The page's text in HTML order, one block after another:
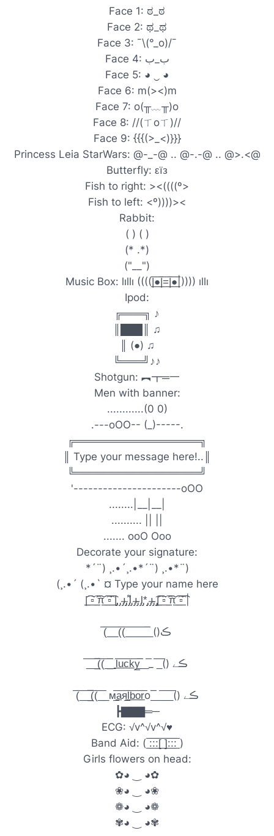
Face 1: ಠ_ಠ
Face 2: ಥ_ಥ
Face 3: ¯\(°_o)/¯
Face 4: ب_ب
Face 5: ◕ ‿ ◕
Face 6: m(><)m
Face 7: o(╥﹏╥)o
Face 8: //(ㄒoㄒ)//
Face 9: {{{(>_<)}}}
Princess Leia StarWars: @-_-@ .. @-.-@ .. @>.<@
Butterfly: εїз
Fish to right: ><((((º>
Fish to left: <º))))><
Rabbit:
( ) ( )
(* .*)
("__")
Music Box: lıllı ((((|̲̅̅●̲̅̅|̲̅̅=̲̅̅|̲̅̅●̲̅̅|)))) ıllı
Ipod:
╔═══╗ ♪
║███║ ♫
║ (●) ♫
╚═══╝♪♪
Shotgun: ︻┳═一
Men with banner:
............(0 0)
.---oOO-- (_)-----.
╔═════════════════╗
║ Type your message here!..║
╚═════════════════╝
'----------------------oOO
........|__|__|
.......... || ||
....... ooO Ooo
Decorate your signature:
*´¨) ¸.•´¸.•*´¨) ¸.•*¨)
(¸.•´ (¸.•` ¤ Type your name here
|̲̲̲͡͡͡ ̲▫̲͡ ̲̲̲͡͡π̲̲͡͡ ̲̲͡▫̲̲͡͡ ̲|̡̡̡ ̡ ̴̡ı̴̡̡ ̡͌l̡ ̴̡ı̴̴̡ ̡l̡*̡̡ ̴̡ı̴̴̡ ̡̡͡|̲̲̲͡͡͡ ̲▫̲͡ ̲̲̲͡͡π̲̲͡͡ ̲̲͡▫̲̲͡͡ |
(̅_̅_̅(̅(̅_̅_̅_̅_̅_̅̅()ڪ
_̅_̅(̲̲̲̲̲̅̅̅̅̅̅(̅_̅_̲̲̲̅̅̅l̲̅u̲̅c̲̅k̲̅y̲̲̅̅̅ _̅_ ̅_̅() ڪے
(̅_̅_̅(̲̲̲̲̲̅̅̅̅̅̅(̅_̅_̲̅м̲̅a̲̅я̲̅l̲̅b̲̅o̲̅r̲̅o ̲̅̅ _̅_̅_̅() ڪے
┣▇▇▇═─
ECG: √v^√v^√♥
Band Aid: ( ̲̅:̲̅:̲̅:̲̅[̲̅ ̲̅]̲̅:̲̅:̲̅:̲̅ )
Girls flowers on head:
✿◕ ‿ ◕✿
❀◕ ‿ ◕❀
❁◕ ‿ ◕❁
✾◕ ‿ ◕✾